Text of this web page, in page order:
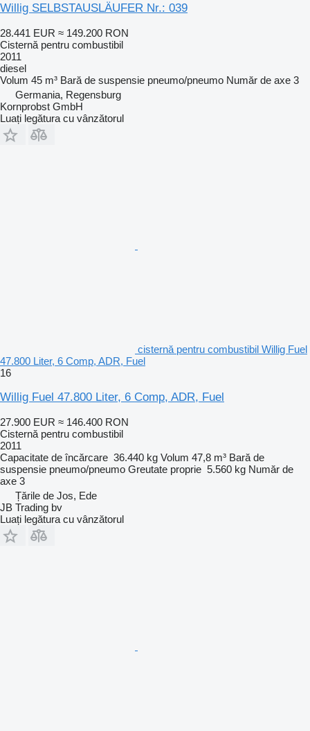
Willig SELBSTAUSLÄUFER Nr.: 039
28.441 EUR ≈ 149.200 RON
Cisternă pentru combustibil
2011
diesel
Volum 45 m³ Bară de suspensie pneumo/pneumo Număr de axe 3
Germania, Regensburg
Kornprobst GmbH
Luați legătura cu vânzătorul
cisternă pentru combustibil Willig Fuel
47.800 Liter, 6 Comp, ADR, Fuel
16
Willig Fuel 47.800 Liter, 6 Comp, ADR, Fuel
27.900 EUR ≈ 146.400 RON
Cisternă pentru combustibil
2011
Capacitate de încărcare 36.440 kg Volum 47,8 m³ Bară de
suspensie pneumo/pneumo Greutate proprie 5.560 kg Număr de
axe 3
Țările de Jos, Ede
JB Trading bv
Luați legătura cu vânzătorul